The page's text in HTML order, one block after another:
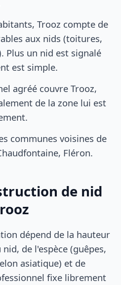
Trooz compte de
aux nids (toitures,
Plus un nid est signalé
est simple.
agréé couvre Trooz,
de la zone lui est
communes voisines de
Fléron.
de nid
dépend de la hauteur
de l'espèce (guêpes,
asiatique) et de
fixe librement